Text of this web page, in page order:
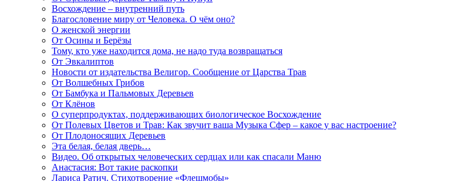
Восхождение – внутренний путь
Благословение миру от Человека. О чём оно?
О женской энергии
От Осины и Берёзы
Тому, кто уже находится дома, не надо туда возвращаться
От Эвкалиптов
Новости от издательства Велигор. Сообщение от Царства Трав
От Волшебных Грибов
От Бамбука и Пальмовых Деревьев
От Клёнов
О суперпродуктах, поддерживающих биологическое Восхождение
От Полевых Цветов и Трав: Как звучит ваша Музыка Сфер – какое у вас настроение?
От Плодоносящих Деревьев
Эта белая, белая дверь…
Видео. Об открытых человеческих сердцах или как спасали Маню
Анастасия: Вот такие раскопки
Лариса Ратич. Стихотворение «Флешмобы»